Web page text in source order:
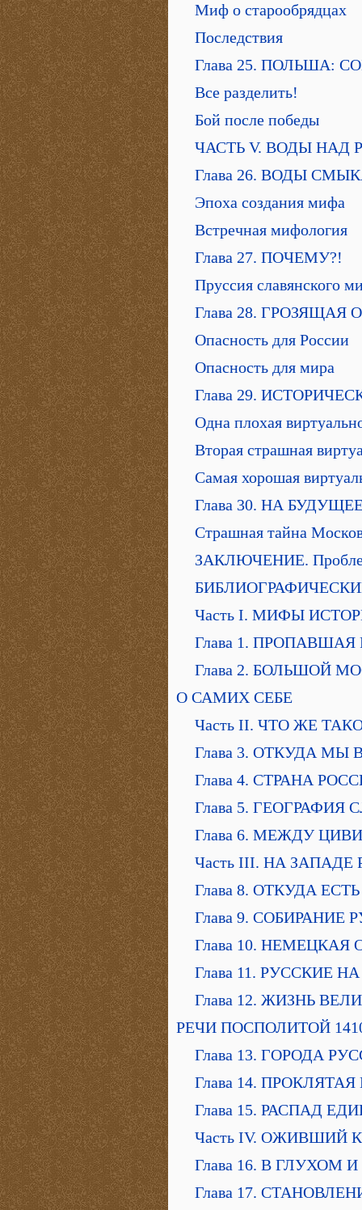
Миф о старообрядцах
Последствия
Глава 25. ПОЛЬША:
Все разделить!
Бой после победы
ЧАСТЬ V. ВОДЫ НАД
Глава 26. ВОДЫ
Эпоха создания мифа
Встречная мифология
Глава 27. ПОЧЕМУ?!
Пруссия славянского
Глава 28. ГРОЗЯЩАЯ
Опасность для России
Опасность для мира
Глава 29.
Одна плохая
Вторая страшная
Самая хорошая
Глава 30. НА
Страшная тайна
ЗАКЛЮЧЕНИЕ.
Часть I. МИФЫ
Глава 1.
Глава 2. БОЛЬШОЙ
О САМИХ СЕБЕ
Часть II. ЧТО ЖЕ
Глава 3. ОТКУДА МЫ
Глава 4. СТРАНА
Глава 5. ГЕОГРАФИЯ
Глава 6. МЕЖДУ
Часть III. НА ЗАПАДЕ
Глава 8. ОТКУДА
Глава 9. СОБИРАНИЕ
Глава 10. НЕМЕЦКАЯ
Глава 11. РУССКИЕ
Глава 12. ЖИЗНЬ
РЕЧИ ПОСПОЛИТОЙ
Глава 13. ГОРОДА
Глава 14.
Глава 15. РАСПАД
Часть IV. ОЖИВШИЙ
Глава 16. В ГЛУХОМ
Глава 17.